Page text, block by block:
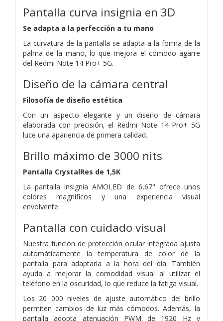
Pantalla curva insignia en 3D
Se adapta a la perfección a tu mano
La curvatura de la pantalla se adapta a la forma de la
palma de la mano, lo que mejora el cómodo agarre
del Redmi Note 14 Pro+ 5G.
Diseño de la cámara central
Filosofía de diseño estética
Con un aspecto elegante y un diseño de cámara
elaborada con precisión, el Redmi Note 14 Pro+ 5G
luce una apariencia de primera calidad.
Brillo máximo de 3000 nits
Pantalla CrystalRes de 1,5K
La pantalla insignia AMOLED de 6,67" ofrece unos
colores magníficos y una experiencia visual
envolvente.
Pantalla con cuidado visual
Nuestra función de protección ocular integrada ajusta
automáticamente la temperatura de color de la
pantalla para adaptarla a la hora del día. También
ayuda a mejorar la comodidad visual al utilizar el
teléfono en la oscuridad, lo que reduce la fatiga visual.
Los 20 000 niveles de ajuste automático del brillo
permiten cambios de luz más cómodos. Además, la
pantalla adopta atenuación PWM de 1920 Hz y